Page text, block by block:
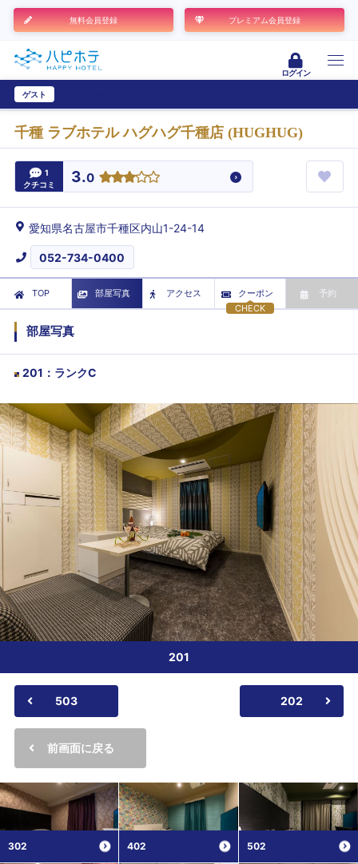
無料会員登録 プレミアム会員登録
ログイン
ゲスト
千種 ラブホテル ハグハグ千種店 (HUGHUG)
1
クチコミ
3.0
愛知県名古屋市千種区内山1-24-14
052-734-0400
TOP 部屋写真
アクセス
CHECK
クーポン 予約
部屋写真
201 ： ランクC
201
503 202
前画面に戻る
302 402 502